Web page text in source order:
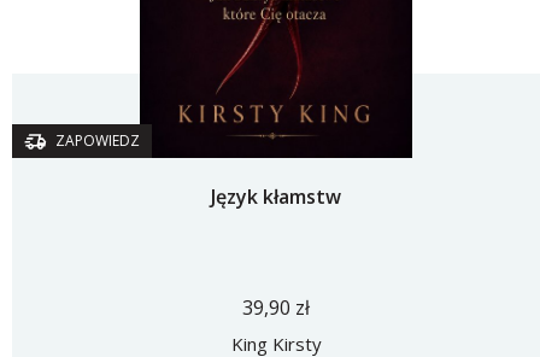
ZAPOWIEDZ
Język kłamstw
39,90 zł
King Kirsty